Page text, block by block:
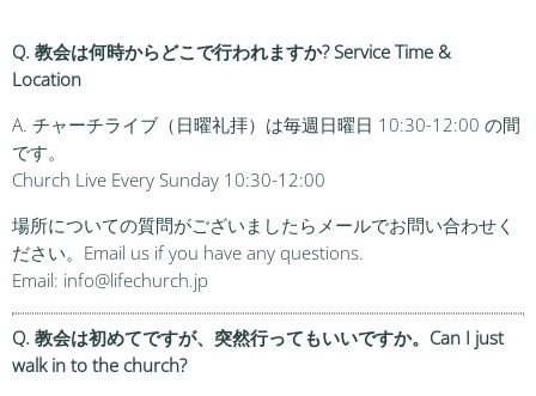
Q. 教会は何時からどこで行われますか? Service Time &
Location
A. チャーチライブ（日曜礼拝）は毎週日曜日 10:30-12:00 の間
です。
Church Live Every Sunday 10:30-12:00
場所についての質問がございましたらメールでお問い合わせく
ださい。Email us if you have any questions.
Email: info@lifechurch.jp
Q. 教会は初めてですが、突然行ってもいいですか。Can I just
walk in to the church?